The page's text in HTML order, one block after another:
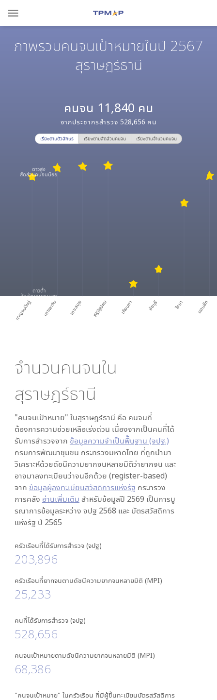
menu
ภาพรวมคนจนเป้าหมายในปี 2567
สุราษฎร์ธานี
คนจน 11,840 คน
จากประชากรสำรวจ 528,656 คน
เรียงตามตัวอักษร เรียงตามสัดส่วนคนจน เรียงตามจำนวนคนจน
กาญจนดิษฐ์ เกาะพะงัน เกาะสมุย คีรีรัฐนิคม เคียนซา ชัยบุรี ไชยา ดอนสัก
ดาวสูง
สัดส่วนคนจนน้อย
ดาวต่ำ
สัดส่วนคนจนมาก
จำนวนคนจนใน
สุราษฎร์ธานี
"คนจนเป้าหมาย" ในสุราษฎร์ธานี คือ คนจนที่
ต้องการความช่วยเหลือเร่งด่วน เนื่องจากเป็นคนที่ได้
รับการสำรวจจาก ข้อมูลความจำเป็นพื้นฐาน (จปฐ.)
กรมการพัฒนาชุมชน กระทรวงมหาดไทย ที่ถูกนำมา
วิเคราะห์ด้วยดัชนีความยากจนหลายมิติว่ายากจน และ
อาจมาลงทะเบียนว่าจนอีกด้วย (register-based)
จาก ข้อมูลผู้ลงทะเบียนสวัสดิการแห่งรัฐ กระทรวง
การคลัง อ่านเพิ่มเติม สำหรับข้อมูลปี 2569 เป็นการบู
รณาการข้อมูลระหว่าง จปฐ 2568 และ บัตรสวัสดิการ
แห่งรัฐ ปี 2565
ครัวเรือนที่ได้รับการสำรวจ (จปฐ)
203,896
ครัวเรือนที่ยากจนตามดัชนีความยากจนหลายมิติ (MPI)
25,233
คนที่ได้รับการสำรวจ (จปฐ)
528,656
คนจนเป้าหมายตามดัชนีความยากจนหลายมิติ (MPI)
68,386
"คนจนเป้าหมาย" ในครัวเรือน ที่มีผู้ขึ้นทะเบียนบัตรสวัสดิการ